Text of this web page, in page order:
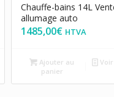
Chauffe-bains 14L
allumage auto
1485,00€ HTVA
Ajouter au
panier